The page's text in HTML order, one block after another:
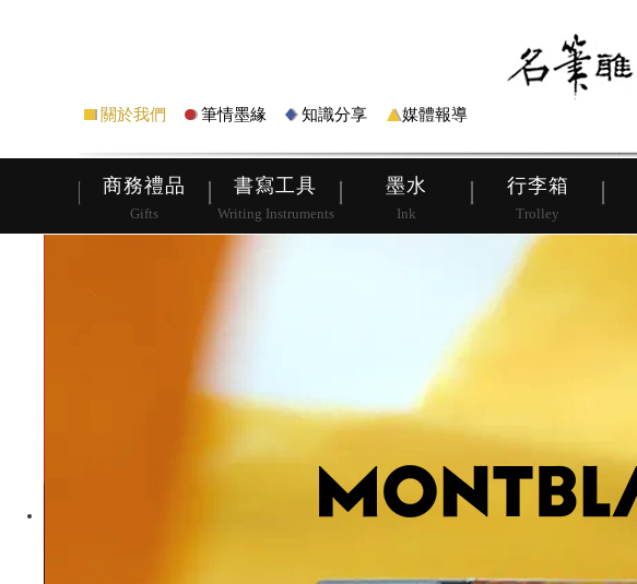
關於我們 筆情墨緣 知識分享 媒體報導
商務禮品
Gifts
書寫工具
Writing Instruments
墨水
Ink
行李箱
Trolley
皮帶